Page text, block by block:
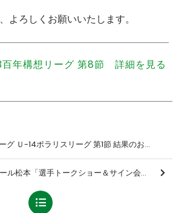
よろしくお願いいたします。
年構想リーグ 第8節 詳細を見る
Ｕ-14ポラリスリーグ 第1節 結果のお知らせ
4/6（月）イオンモール松本「選手トークショー＆サイン会」開催のお知らせ